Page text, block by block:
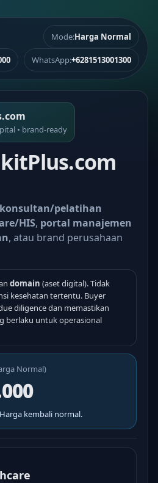
Mode:Harga Normal
WhatsApp:+6281513001300
• brand-ready
konsultan/pelatihan
HIS, portal manajemen
, atau brand perusahaan
domain (aset digital). Tidak
kesehatan tertentu. Buyer
diligence dan memastikan
berlaku untuk operasional
Normal)
kembali normal.